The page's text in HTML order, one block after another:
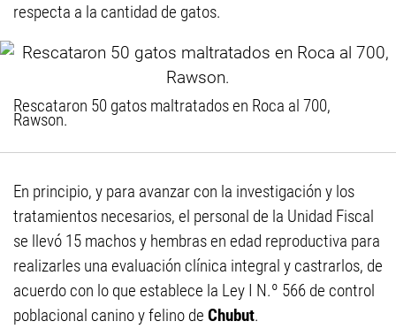
respecta a la cantidad de gatos.
Rescataron 50 gatos maltratados en Roca al 700,
Rawson.
En principio, y para avanzar con la investigación y los
tratamientos necesarios, el personal de la Unidad Fiscal
se llevó 15 machos y hembras en edad reproductiva para
realizarles una evaluación clínica integral y castrarlos, de
acuerdo con lo que establece la Ley I N.º 566 de control
poblacional canino y felino de Chubut.